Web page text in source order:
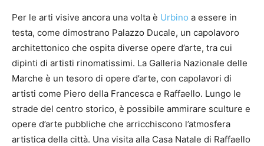
Per le arti visive ancora una volta è Urbino a essere in
testa, come dimostrano Palazzo Ducale, un capolavoro
architettonico che ospita diverse opere d’arte, tra cui
dipinti di artisti rinomatissimi. La Galleria Nazionale delle
Marche è un tesoro di opere d’arte, con capolavori di
artisti come Piero della Francesca e Raffaello. Lungo le
strade del centro storico, è possibile ammirare sculture e
opere d’arte pubbliche che arricchiscono l’atmosfera
artistica della città. Una visita alla Casa Natale di Raffaello